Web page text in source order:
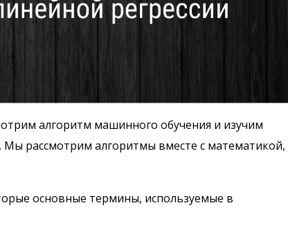
алгоритм машинного обучения и изучим
рассмотрим алгоритмы вместе с математикой,
основные термины, используемые в